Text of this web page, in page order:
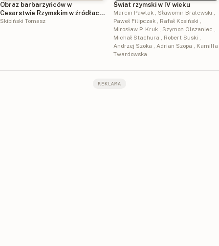
Obraz barbarzyńców w
Cesarstwie Rzymskim w źródłach
łacińskich lat 376-476
Skibiński Tomasz
Świat rzymski w IV wieku
Marcin Pawlak , Sławomir Bralewski ,
Paweł Filipczak , Rafał Kosiński ,
Mirosław P. Kruk , Szymon Olszaniec ,
Michał Stachura , Robert Suski ,
Andrzej Szoka , Adrian Szopa , Kamilla
Twardowska
REKLAMA